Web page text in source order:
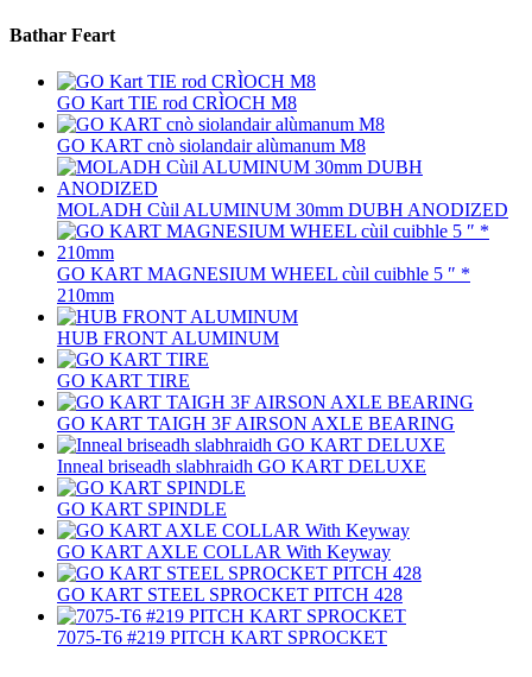
Bathar Feart
GO Kart TIE rod CRÌOCH M8
GO KART cnò siolandair alùmanum M8
MOLADH Cùil ALUMINUM 30mm DUBH ANODIZED
GO KART MAGNESIUM WHEEL cùil cuibhle 5 ″ *
210mm
HUB FRONT ALUMINUM
GO KART TIRE
GO KART TAIGH 3F AIRSON AXLE BEARING
Inneal briseadh slabhraidh GO KART DELUXE
GO KART SPINDLE
GO KART AXLE COLLAR With Keyway
GO KART STEEL SPROCKET PITCH 428
7075-T6 #219 PITCH KART SPROCKET